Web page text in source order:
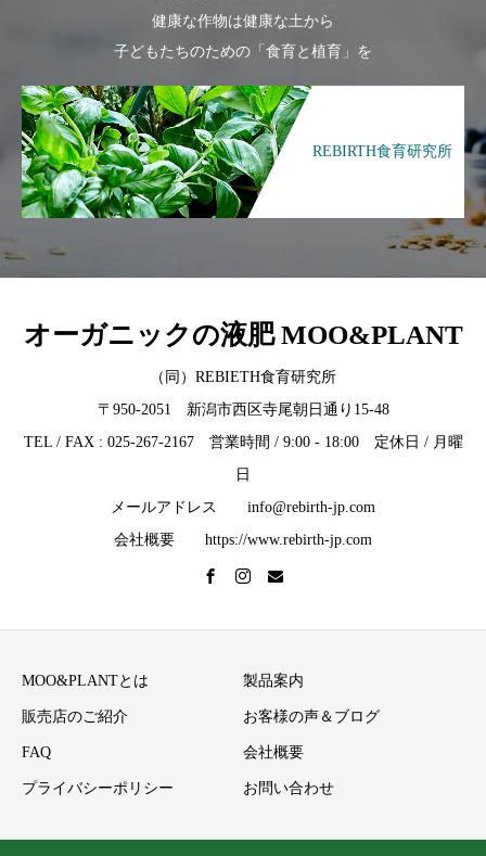
健康な作物は健康な土から
子どもたちのための「食育と植育」を
REBIRTH食育研究所
オーガニックの液肥 MOO&PLANT
（同）REBIETH食育研究所
〒950-2051 新潟市西区寺尾朝日通り15-48
TEL / FAX : 025-267-2167 営業時間 / 9:00 - 18:00 定休日 / 月曜
日
メールアドレス info@rebirth-jp.com
会社概要 https://www.rebirth-jp.com
MOO&PLANTとは 製品案内
販売店のご紹介 お客様の声＆ブログ
FAQ 会社概要
プライバシーポリシー お問い合わせ